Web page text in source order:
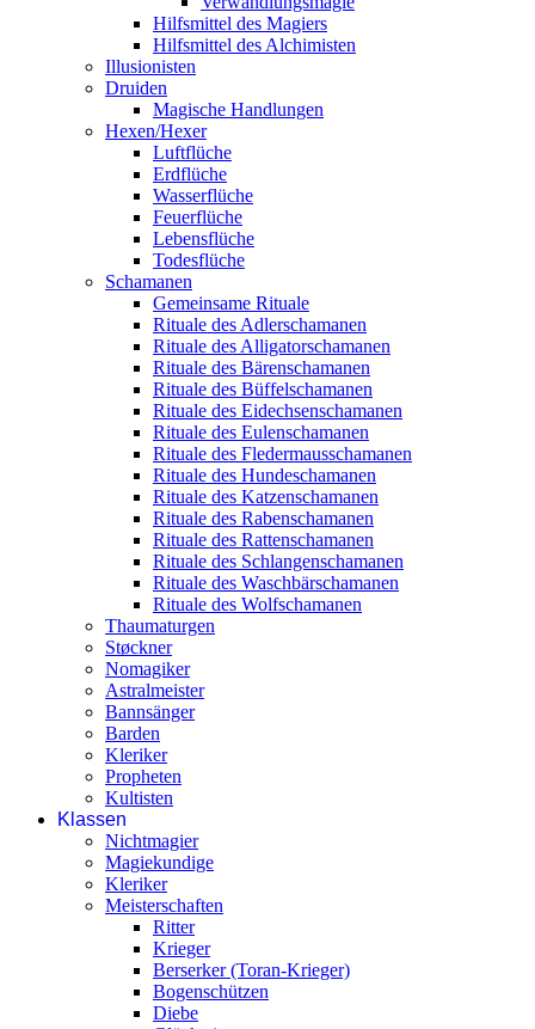
Hilfsmittel des Magiers
Hilfsmittel des Alchimisten
Illusionisten
Druiden
Magische Handlungen
Hexen/Hexer
Luftflüche
Erdflüche
Wasserflüche
Feuerflüche
Lebensflüche
Todesflüche
Schamanen
Gemeinsame Rituale
Rituale des Adlerschamanen
Rituale des Alligatorschamanen
Rituale des Bärenschamanen
Rituale des Büffelschamanen
Rituale des Eidechsenschamanen
Rituale des Eulenschamanen
Rituale des Fledermausschamanen
Rituale des Hundeschamanen
Rituale des Katzenschamanen
Rituale des Rabenschamanen
Rituale des Rattenschamanen
Rituale des Schlangenschamanen
Rituale des Waschbärschamanen
Rituale des Wolfschamanen
Thaumaturgen
Støckner
Nomagiker
Astralmeister
Bannsänger
Barden
Kleriker
Propheten
Kultisten
Klassen
Nichtmagier
Magiekundige
Kleriker
Meisterschaften
Ritter
Krieger
Berserker (Toran-Krieger)
Bogenschützen
Diebe